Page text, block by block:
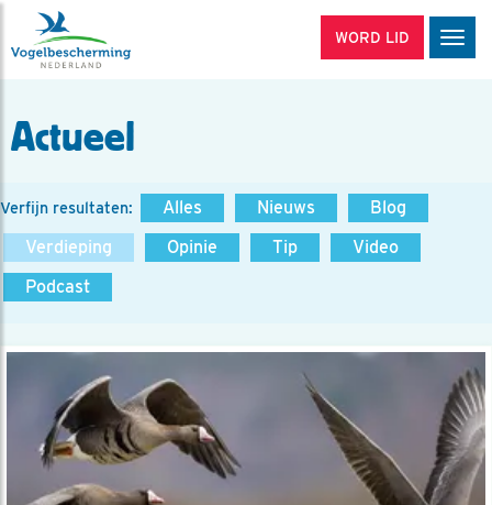
WORD LID
Actueel
Verfijn resultaten: Alles Nieuws
Blog
Verdieping
Opinie Tip
Video
Podcast